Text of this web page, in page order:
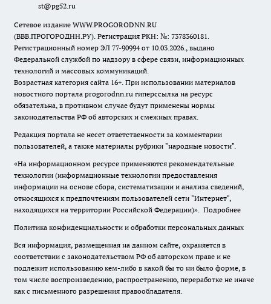
st@pg52.ru
Сетевое издание WWW.PROGORODNN.RU
(ВВВ.ПРОГОРОДНН.РУ). Регистрация РКН: №: 7378360181.
Регистрационный номер ЭЛ 77-90994 от 10.03.2026., выдано
Федеральной службой по надзору в сфере связи, информационных
технологий и массовых коммуникаций.
Возрастная категория сайта 16+. При использовании материалов
новостного портала progorodnn.ru гиперссылка на ресурс
обязательна, в противном случае будут применены нормы
законодательства РФ об авторских и смежных правах.
Редакция портала не несет ответственности за комментарии
пользователей, а также материалы рубрики "народные новости".
«На информационном ресурсе применяются рекомендательные
технологии (информационные технологии предоставления
информации на основе сбора, систематизации и анализа сведений,
относящихся к предпочтениям пользователей сети "Интернет",
находящихся на территории Российской Федерации)». Подробнее
Политика конфиденциальности и обработки персональных данных
Вся информация, размещенная на данном сайте, охраняется в
соответствии с законодательством РФ об авторском праве и не
подлежит использованию кем-либо в какой бы то ни было форме, в
том числе воспроизведению, распространению, переработке не иначе
как с письменного разрешения правообладателя.